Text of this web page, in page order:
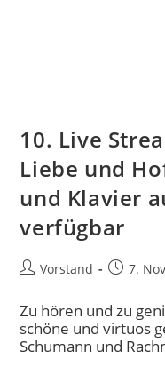
10. Live
Liebe und
und Klavier
verfügbar
Vorstand 7.
Zu hören und zu
schöne und virtuos
Schumann und